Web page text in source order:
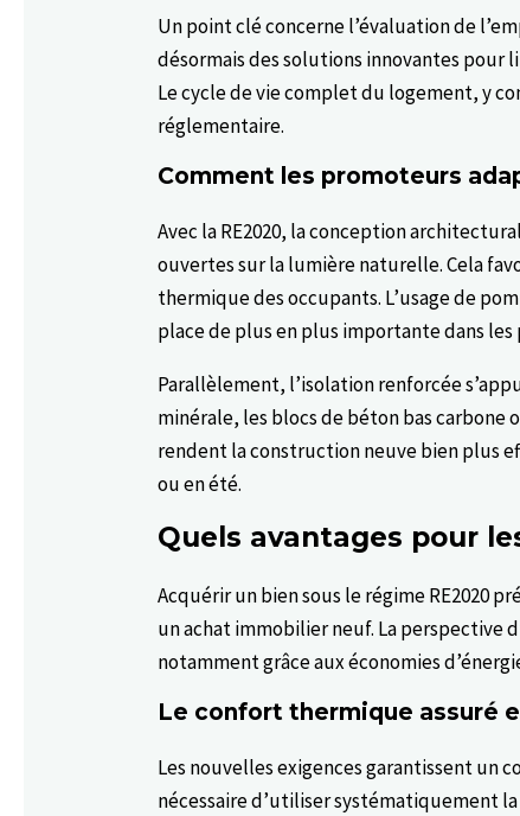
Un point clé concerne l’évaluation de
désormais des solutions innovantes
Le cycle de vie complet du logement, y
réglementaire.
Comment les promoteurs
Avec la RE2020, la conception
ouvertes sur la lumière naturelle. Cela
thermique des occupants. L’usage de
place de plus en plus importante dans
Parallèlement, l’isolation renforcée
minérale, les blocs de béton bas carbone
rendent la construction neuve bien plus
ou en été.
Quels avantages pour
Acquérir un bien sous le régime RE2020
un achat immobilier neuf. La perspective
notamment grâce aux économies
Le confort thermique assuré
Les nouvelles exigences garantissent un
nécessaire d’utiliser systématiquement